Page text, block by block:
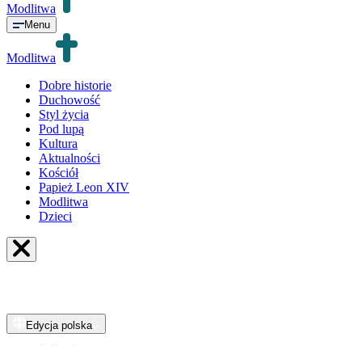
Modlitwa
Menu
Modlitwa
Dobre historie
Duchowość
Styl życia
Pod lupą
Kultura
Aktualności
Kościół
Papież Leon XIV
Modlitwa
Dzieci
Edycja polska